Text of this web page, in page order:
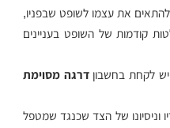
להתאים את עצמו לשופט שבפניו,
קודמות של השופט בעניינים
יש לקחת בחשבוןדרגה מסוימת
וניסיונו של הצד שכנגד שמטפל